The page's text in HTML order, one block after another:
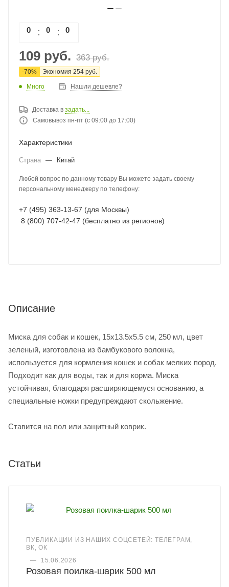
0 0 0
109 руб. 363руб.
-70% Экономия 254 руб.
Много Нашли дешевле?
Доставка в задать...
Самовывоз пн-пт (с 09:00 до 17:00)
Характеристики
Страна — Китай
Любой вопрос по данному товару Вы можете задать своему
персональному менеджеру по телефону:
+7 (495) 363-13-67 (для Москвы)
8 (800) 707-42-47 (бесплатно из регионов)
Описание
Миска для собак и кошек, 15x13.5x5.5 см, 250 мл, цвет
зеленый, изготовлена из бамбукового волокна,
используется для кормления кошек и собак мелких пород.
Подходит как для воды, так и для корма. Миска
устойчивая, благодаря расширяющемуся основанию, а
специальные ножки предупреждают скольжение.
Ставится на пол или защитный коврик.
Статьи
ПУБЛИКАЦИИ ИЗ НАШИХ СОЦСЕТЕЙ: ТЕЛЕГРАМ,
ВК, ОК
—
15.06.2026
Розовая поилка-шарик 500 мл